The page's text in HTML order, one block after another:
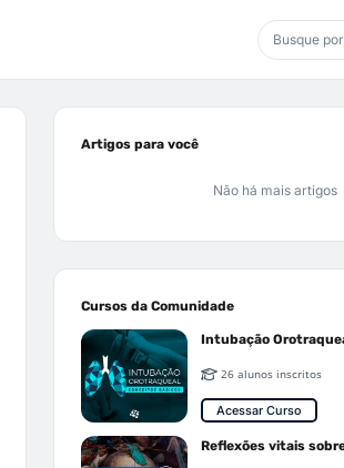
Artigos para você
Não há mais artigos
Cursos da Comunidade
26 alunos inscritos
Acessar Curso
Reflexões vitais